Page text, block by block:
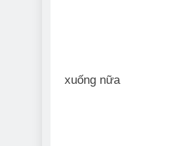
xuống nữa